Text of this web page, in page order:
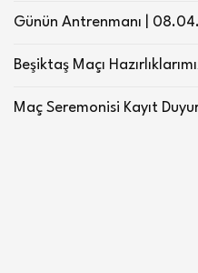
Günün Antrenmanı |
Beşiktaş Maçı
Maç Seremonisi Kayıt